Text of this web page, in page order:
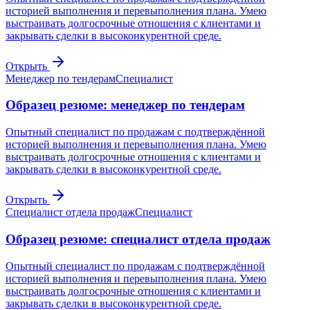
историей выполнения и перевыполнения плана. Умею
выстраивать долгосрочные отношения с клиентами и
закрывать сделки в высоконкурентной среде.
Открыть
Менеджер по тендерамСпециалист
Образец резюме: менеджер по тендерам
Опытный специалист по продажам с подтверждённой
историей выполнения и перевыполнения плана. Умею
выстраивать долгосрочные отношения с клиентами и
закрывать сделки в высоконкурентной среде.
Открыть
Специалист отдела продажСпециалист
Образец резюме: специалист отдела продаж
Опытный специалист по продажам с подтверждённой
историей выполнения и перевыполнения плана. Умею
выстраивать долгосрочные отношения с клиентами и
закрывать сделки в высоконкурентной среде.